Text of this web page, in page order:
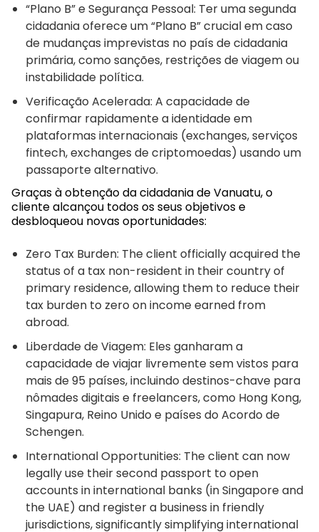
“Plano B” e Segurança Pessoal: Ter uma segunda
cidadania oferece um “Plano B” crucial em caso
de mudanças imprevistas no país de cidadania
primária, como sanções, restrições de viagem ou
instabilidade política.
Verificação Acelerada: A capacidade de
confirmar rapidamente a identidade em
plataformas internacionais (exchanges, serviços
fintech, exchanges de criptomoedas) usando um
passaporte alternativo.
Graças à obtenção da cidadania de Vanuatu, o
cliente alcançou todos os seus objetivos e
desbloqueou novas oportunidades:
Zero Tax Burden: The client officially acquired the
status of a tax non-resident in their country of
primary residence, allowing them to reduce their
tax burden to zero on income earned from
abroad.
Liberdade de Viagem: Eles ganharam a
capacidade de viajar livremente sem vistos para
mais de 95 países, incluindo destinos-chave para
nômades digitais e freelancers, como Hong Kong,
Singapura, Reino Unido e países do Acordo de
Schengen.
International Opportunities: The client can now
legally use their second passport to open
accounts in international banks (in Singapore and
the UAE) and register a business in friendly
jurisdictions, significantly simplifying international